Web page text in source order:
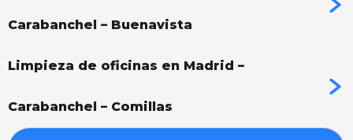
Carabanchel – Buenavista
Limpieza de oficinas en Madrid –
Carabanchel – Comillas